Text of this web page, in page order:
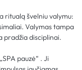
ritualą švelniu valymu:
Valymas tampa
pradžia disciplinai.
pauzė“ . Ji